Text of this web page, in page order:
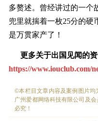
多赘述。曾经讲过的一个
兜里就揣着一枚25分的硬
是万贯家产了！
更多关于出国见闻的资
https://www.iouclub.com/
©本栏目文章内容及案例图片均
广州爱都网络科技有限公司及
必究！